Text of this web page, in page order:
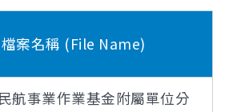
檔案名稱 (File Name)
航事業作業基金附屬單位分